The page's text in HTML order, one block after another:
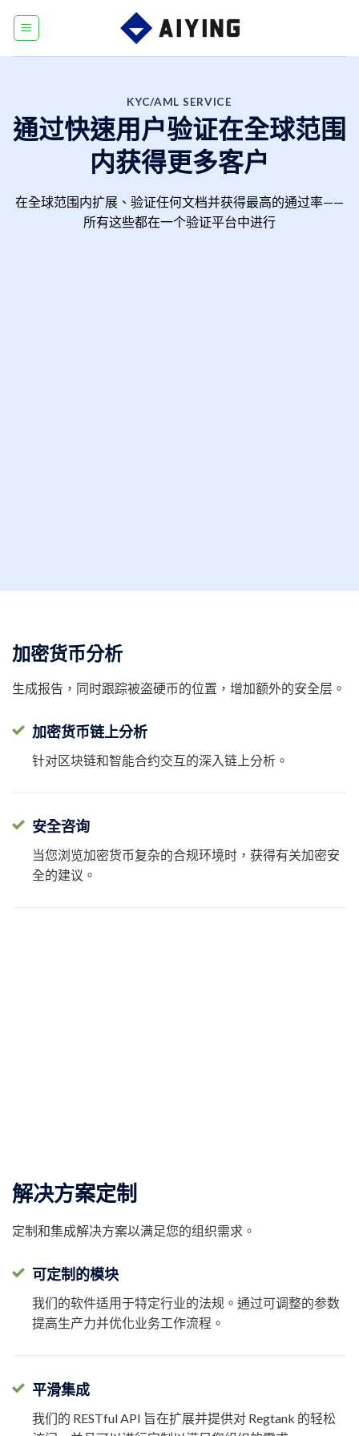
KYC/AML SERVICE
通过快速用户验证在全球范围
内获得更多客户
在全球范围内扩展、验证任何文档并获得最高的通过率——
所有这些都在一个验证平台中进行
加密货币分析
生成报告，同时跟踪被盗硬币的位置，增加额外的安全层。
加密货币链上分析
针对区块链和智能合约交互的深入链上分析。
安全咨询
当您浏览加密货币复杂的合规环境时，获得有关加密安
全的建议。
解决方案定制
定制和集成解决方案以满足您的组织需求。
可定制的模块
我们的软件适用于特定行业的法规。 通过可调整的参数
提高生产力并优化业务工作流程。
平滑集成
我们的 RESTful API 旨在扩展并提供对 Regtank 的轻松